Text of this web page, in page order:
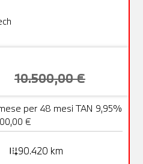
10.500,00 €
per 48 mesi TAN 9,95%
€
add_road90.420 km